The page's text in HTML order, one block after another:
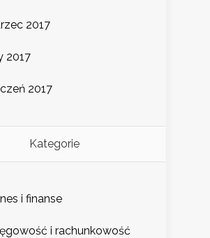
2017
2017
2017
Kategorie
i finanse
i rachunkowość